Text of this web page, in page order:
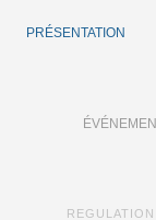
PRÉSENTATION